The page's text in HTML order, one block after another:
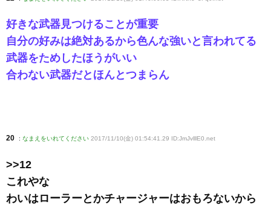
好きな武器見つけることが重要
自分の好みは絶対あるから色んな強いと言われてる
武器をためしたほうがいい
合わない武器だとほんとつまらん
20 : なまえをいれてください 2017/11/10(金) 01:54:41.29 ID:JmJvlllE0.net
>>12
これやな
わいはローラーとかチャージャーはおもろないから